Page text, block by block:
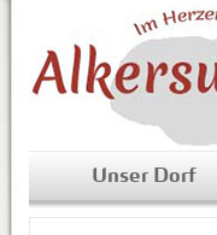
Unser Dorf